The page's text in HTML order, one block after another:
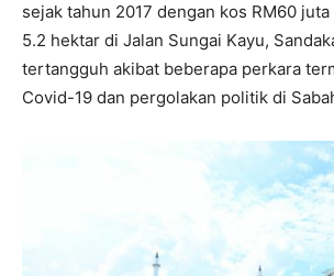
sejak tahun 2017 dengan kos RM60
5.2 hektar di Jalan Sungai Kayu,
tertangguh akibat beberapa perkara
Covid-19 dan pergolakan politik di